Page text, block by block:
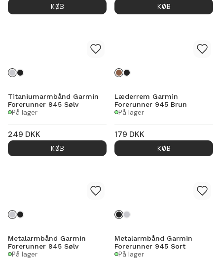
KØB
KØB
Titaniumarmbånd Garmin
Forerunner 945 Sølv
På lager
249 DKK
KØB
Læderrem Garmin
Forerunner 945 Brun
På lager
179 DKK
KØB
Metalarmbånd Garmin
Forerunner 945 Sølv
På lager
Metalarmbånd Garmin
Forerunner 945 Sort
På lager